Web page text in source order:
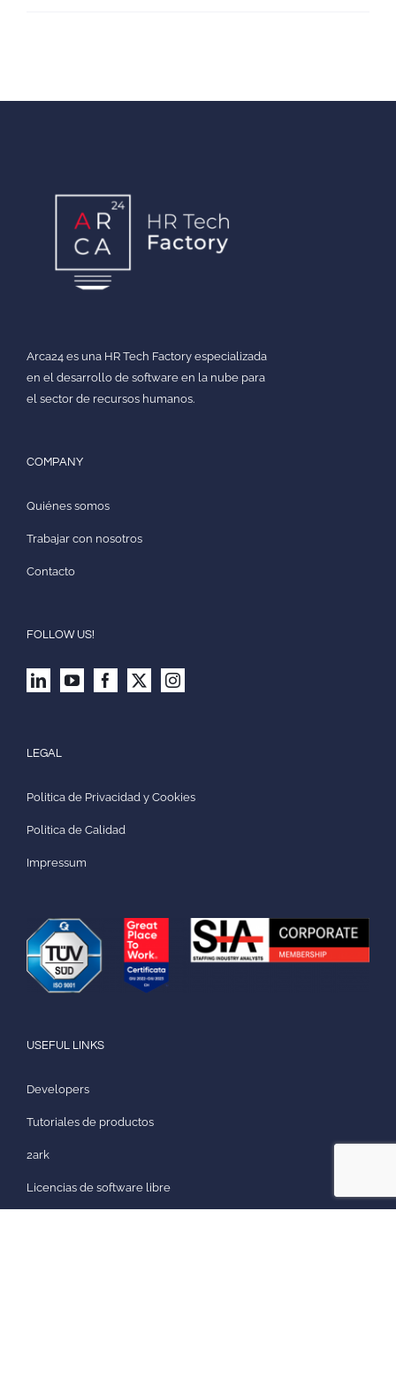
Arca24 es una HR Tech Factory especializada
en el desarrollo de software en la nube para
el sector de recursos humanos.
COMPANY
Quiénes somos
Trabajar con nosotros
Contacto
FOLLOW US!
LEGAL
Politica de Privacidad y Cookies
Politica de Calidad
Impressum
USEFUL LINKS
Developers
Tutoriales de productos
2ark
Licencias de software libre